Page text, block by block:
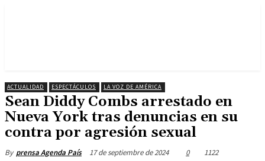
ACTUALIDAD ESPECTÁCULOS LA VOZ DE AMÉRICA
Sean Diddy Combs arrestado en
Nueva York tras denuncias en su
contra por agresión sexual
By prensa Agenda País 17 de septiembre de 2024 0 1122